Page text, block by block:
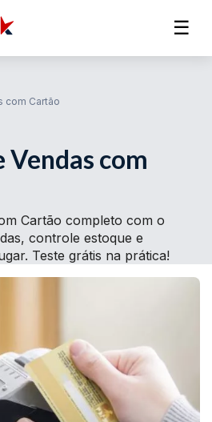
☰
com Cartão
com
Cartão completo com o
controle estoque e
Teste grátis na prática!